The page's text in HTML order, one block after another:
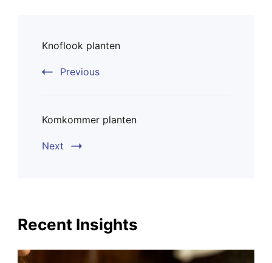
Navigation
Knoflook planten
Previous
Komkommer planten
Next
Recent Insights